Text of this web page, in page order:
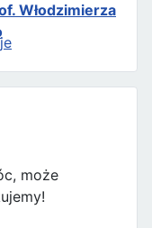
Włodzimierza
może